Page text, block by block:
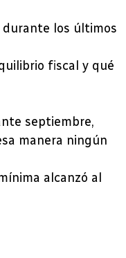
durante los últimos
fiscal y qué
septiembre,
manera ningún
alcanzó al